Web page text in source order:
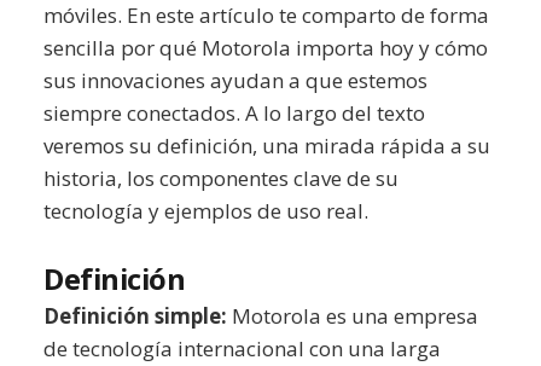
móviles. En este artículo te comparto de forma
sencilla por qué Motorola importa hoy y cómo
sus innovaciones ayudan a que estemos
siempre conectados. A lo largo del texto
veremos su definición, una mirada rápida a su
historia, los componentes clave de su
tecnología y ejemplos de uso real.
Definición
Definición simple: Motorola es una empresa
de tecnología internacional con una larga